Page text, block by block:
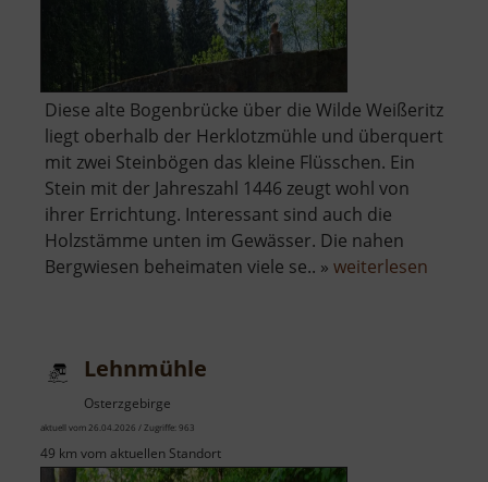
Diese alte Bogenbrücke über die Wilde Weißeritz
liegt oberhalb der Herklotzmühle und überquert
mit zwei Steinbögen das kleine Flüsschen. Ein
Stein mit der Jahreszahl 1446 zeugt wohl von
ihrer Errichtung. Interessant sind auch die
Holzstämme unten im Gewässer. Die nahen
Bergwiesen beheimaten viele se.. » weiterlesen
Lehnmühle
Osterzgebirge
aktuell vom 26.04.2026 / Zugriffe: 963
49 km vom aktuellen Standort